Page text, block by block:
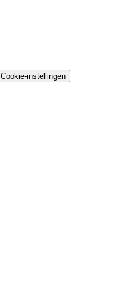
Cookie-instellingen